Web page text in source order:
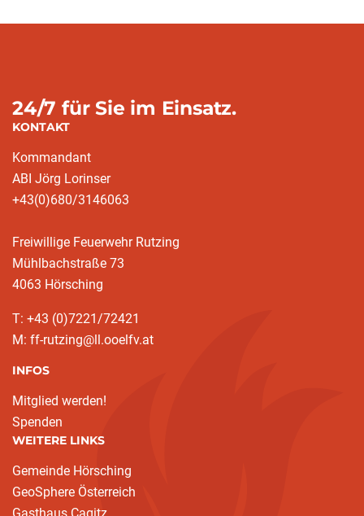
24/7 für Sie im Einsatz.
KONTAKT
Kommandant
ABI Jörg Lorinser
+43(0)680/3146063
Freiwillige Feuerwehr Rutzing
Mühlbachstraße 73
4063 Hörsching
T: +43 (0)7221/72421
M: ff-rutzing@ll.ooelfv.at
INFOS
Mitglied werden!
Spenden
WEITERE LINKS
Gemeinde Hörsching
GeoSphere Österreich